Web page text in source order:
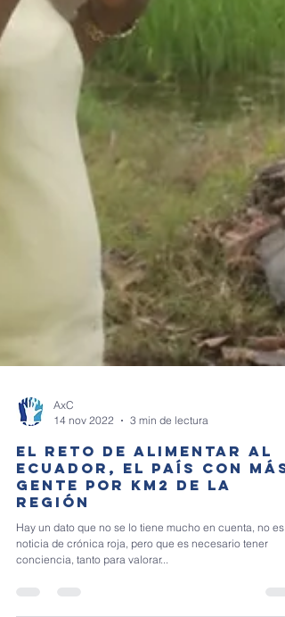
14 nov 2022
3 min de lectura
EL RETO DE ALIMENTAR AL
ECUADOR, EL PAÍS CON MÁS
GENTE POR KM2 DE LA
REGIÓN
Hay un dato que no se lo tiene mucho en cuenta, no es
conciencia, tanto para valorar...